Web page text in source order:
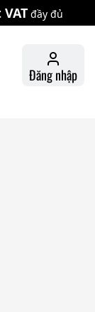
đầy đủ
Đăng nhập